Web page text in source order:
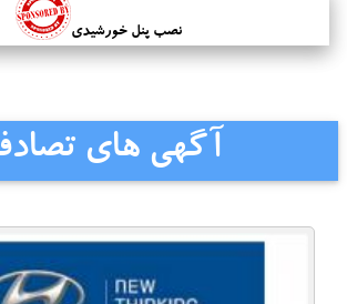
نصب پنل خورشیدی
آگهی های